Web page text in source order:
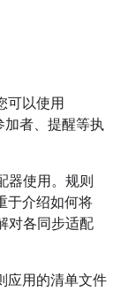
可以使用
加者、提醒等执
器使用。规则
于介绍如何将
对各同步适配
应用的清单文件